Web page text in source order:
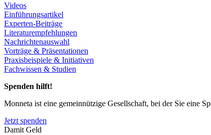
Videos
Einführungsartikel
Experten-Beiträge
Literaturempfehlungen
Nachrichtenauswahl
Vorträge & Präsentationen
Praxisbeispiele & Initiativen
Fachwissen & Studien
Spenden hilft!
Monneta ist eine gemeinnützige Gesellschaft, bei der Sie eine
Jetzt spenden
Damit Geld